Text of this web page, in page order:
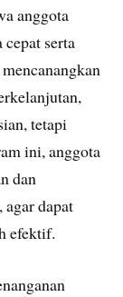
anggota
serta
tetapi
ini, anggota
dan
agar dapat
efektif.